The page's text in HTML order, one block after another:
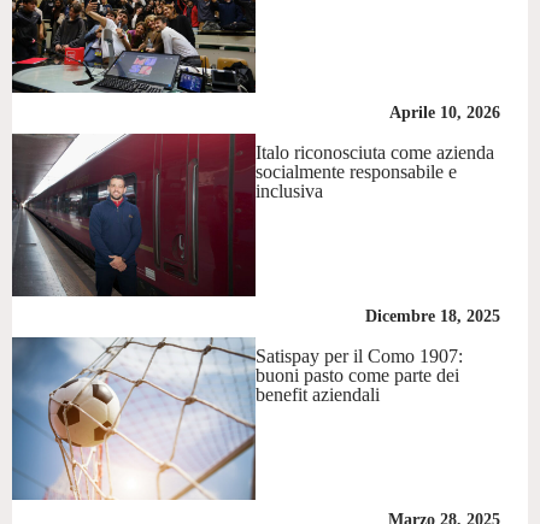
Aprile 10, 2026
Italo riconosciuta come azienda
socialmente responsabile e
inclusiva
Dicembre 18, 2025
Satispay per il Como 1907:
buoni pasto come parte dei
benefit aziendali
Marzo 28, 2025